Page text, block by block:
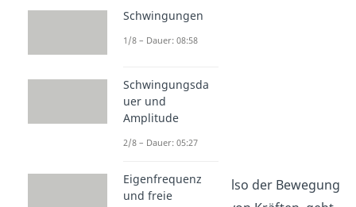
Kinematik
In der Kinematik, also der Bewegung
Schwingungen
1/8 – Dauer: 08:58
Schwingungsda
uer und
Amplitude
2/8 – Dauer: 05:27
Eigenfrequenz
und freie